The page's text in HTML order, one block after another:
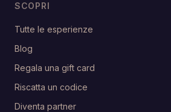
SCOPRI
Tutte le esperienze
Blog
Regala una gift card
Riscatta un codice
Diventa partner